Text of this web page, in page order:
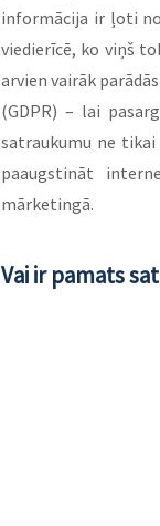
informācija ir ļoti
viedierīcē, ko viņš
arvien vairāk
(GDPR) – lai
satraukumu ne
paaugstināt
mārketingā.
Vai ir pamats